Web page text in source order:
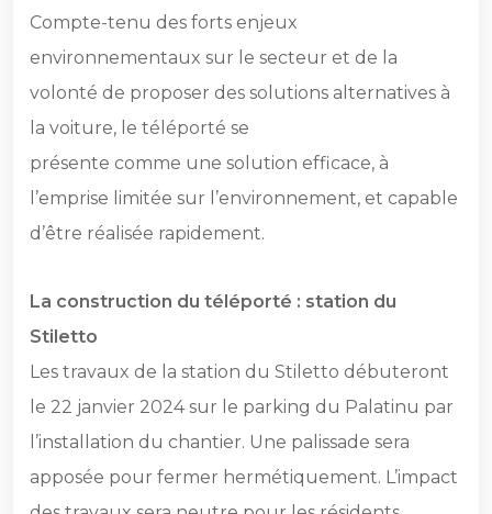
Compte-tenu des forts enjeux
environnementaux sur le secteur et de la
volonté de proposer des solutions alternatives à
la voiture, le téléporté se
présente comme une solution efficace, à
l’emprise limitée sur l’environnement, et capable
d’être réalisée rapidement.
La construction du téléporté : station du
Stiletto
Les travaux de la station du Stiletto débuteront
le 22 janvier 2024 sur le parking du Palatinu par
l’installation du chantier. Une palissade sera
apposée pour fermer hermétiquement. L’impact